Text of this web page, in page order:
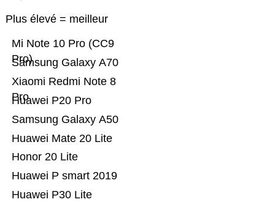
Plus élevé = meilleur
Huawei P30 Lite
Huawei P smart 2019
Honor 20 Lite
Huawei Mate 20 Lite
Samsung Galaxy A50
Huawei P20 Pro
Xiaomi Redmi Note 8
Pro
Samsung Galaxy A70
Mi Note 10 Pro (CC9
Pro)